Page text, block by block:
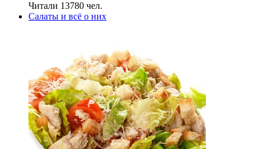
Читали 13780 чел.
Салаты и всё о них